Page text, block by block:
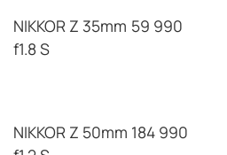
NIKKOR Z 35mm
f1.8 S
59 990
NIKKOR Z 50mm 184 990